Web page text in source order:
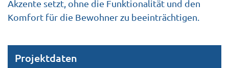
Akzente setzt, ohne die Funktionalität und den
Komfort für die Bewohner zu beeinträchtigen.
Projektdaten